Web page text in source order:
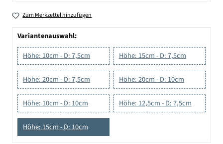
Zum Merkzettel hinzufügen
Variantenauswahl:
Höhe: 10cm - D: 7,5cm
Höhe: 15cm - D: 7,5cm
Höhe: 20cm - D: 7,5cm Höhe: 20cm - D: 10cm
Höhe: 10cm - D: 10cm Höhe: 12,5cm - D: 7,5cm
Höhe: 15cm - D: 10cm